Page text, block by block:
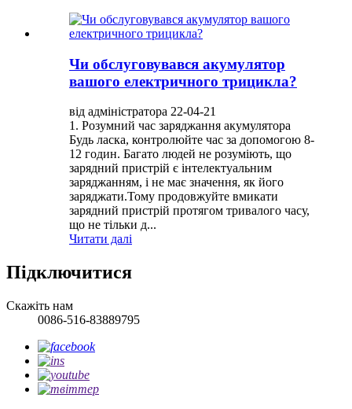
Чи обслуговувався акумулятор
вашого електричного трицикла?
від адміністратора 22-04-21
1. Розумний час заряджання акумулятора
Будь ласка, контролюйте час за допомогою 8-
12 годин. Багато людей не розуміють, що
зарядний пристрій є інтелектуальним
заряджанням, і не має значення, як його
заряджати.Тому продовжуйте вмикати
зарядний пристрій протягом тривалого часу,
що не тільки д...
Читати далі
Підключитися
Скажіть нам
0086-516-83889795